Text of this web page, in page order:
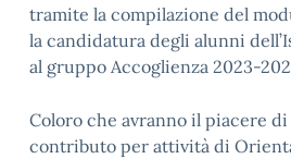
tramite la compilazione del
la candidatura degli alunni
al gruppo Accoglienza 2023-
Coloro che avranno il piacere
contributo per attività di